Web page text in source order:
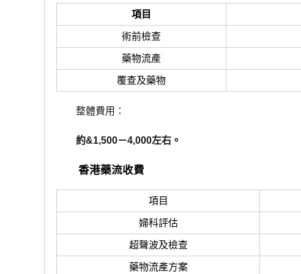
項目
術前檢查
藥物流產
覆查及藥物
整體費用：
約&1,500－4,000左右。
香港藥流收費
項目
婦科評估
超聲波及檢查
藥物流產方案